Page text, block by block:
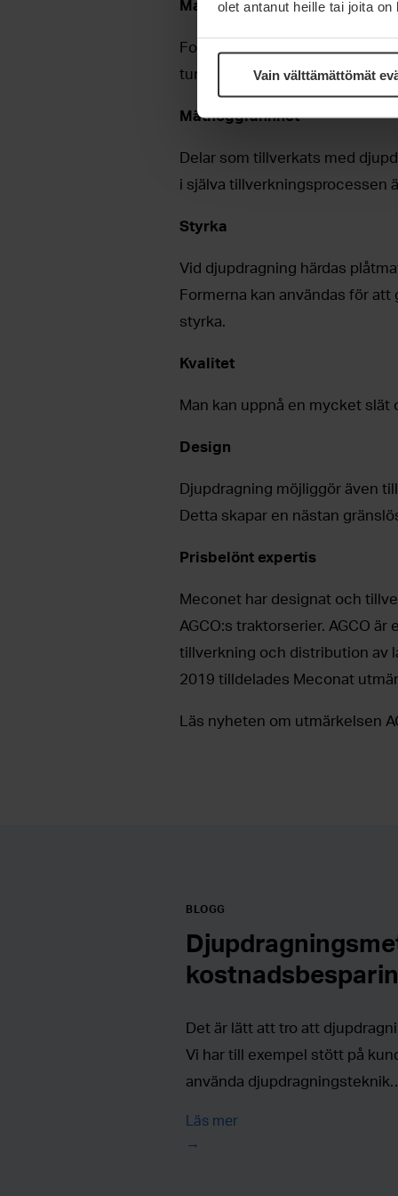
olet antanut heille tai joita
Vain välttämättömät
Materialbesparing
Formerna stärker strukturen
tunnare, vilket i sin tur minskar
Mätnoggrannhet
Delar som tillverkats med
i själva tillverkningsprocessen
Styrka
Vid djupdragning härdas
Formerna kan användas för
styrka.
Kvalitet
Man kan uppnå en mycket
Design
Djupdragning möjliggör även
Detta skapar en nästan
Prisbelönt expertis
Meconet har designat och
AGCO:s traktorserier. AGCO
tillverkning och distribution av
2019 tilldelades Meconat
Läs nyheten om utmärkelsen
BLOGG
Det är lätt att tro att
Vi har till exempel stött på
använda
Läs mer